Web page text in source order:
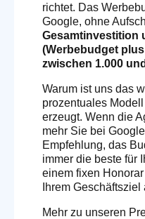
richtet. Das
Google, ohne
Gesamtinvestition
(Werbebudget
zwischen 1.000
Warum ist uns das
prozentuales
erzeugt. Wenn die
mehr Sie bei
Empfehlung, das
immer die beste für
einem fixen
Ihrem
Mehr zu unseren